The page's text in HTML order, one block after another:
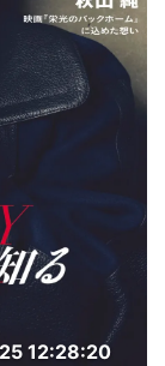
12:28:20